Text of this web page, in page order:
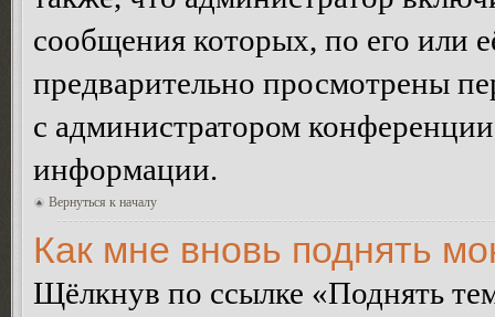
сообщения которых, по его или
предварительно просмотрены
с администратором
информации.
Вернуться к началу
Как мне вновь поднять
Щёлкнув по ссылке «Поднять